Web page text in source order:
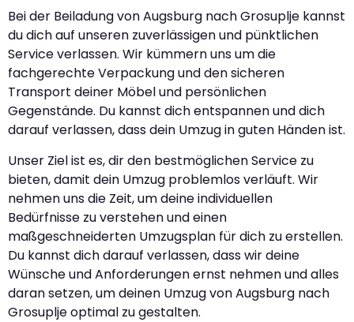
Bei der Beiladung von Augsburg nach Grosuplje kannst
du dich auf unseren zuverlässigen und pünktlichen
Service verlassen. Wir kümmern uns um die
fachgerechte Verpackung und den sicheren
Transport deiner Möbel und persönlichen
Gegenstände. Du kannst dich entspannen und dich
darauf verlassen, dass dein Umzug in guten Händen ist.
Unser Ziel ist es, dir den bestmöglichen Service zu
bieten, damit dein Umzug problemlos verläuft. Wir
nehmen uns die Zeit, um deine individuellen
Bedürfnisse zu verstehen und einen
maßgeschneiderten Umzugsplan für dich zu erstellen.
Du kannst dich darauf verlassen, dass wir deine
Wünsche und Anforderungen ernst nehmen und alles
daran setzen, um deinen Umzug von Augsburg nach
Grosuplje optimal zu gestalten.